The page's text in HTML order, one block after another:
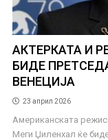
АКТЕРКАТА И
БИДЕ
ВЕНЕЦИЈА
23 април 2026
Американската
Меги Џиленхал ќе